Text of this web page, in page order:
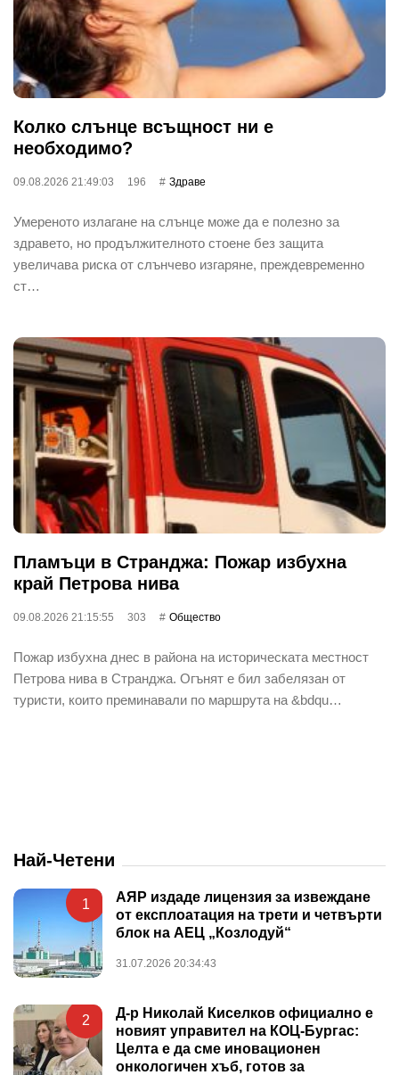
Колко слънце всъщност ни е
необходимо?
09.08.2026 21:49:03 196 Здраве
Умереното излагане на слънце може да е полезно за
здравето, но продължителното стоене без защита
увеличава риска от слънчево изгаряне, преждевременно
ст…
Пламъци в Странджа: Пожар избухна
край Петрова нива
09.08.2026 21:15:55 303 Общество
Пожар избухна днес в района на историческата местност
Петрова нива в Странджа. Огънят е бил забелязан от
туристи, които преминавали по маршрута на &bdqu…
Най-Четени
1
АЯР издаде лицензия за извеждане
от експлоатация на трети и четвърти
блок на АЕЦ „Козлодуй“
31.07.2026 20:34:43
2
Д-р Николай Киселков официално е
новият управител на КОЦ-Бургас:
Целта е да сме иновационен
онкологичен хъб, готов за